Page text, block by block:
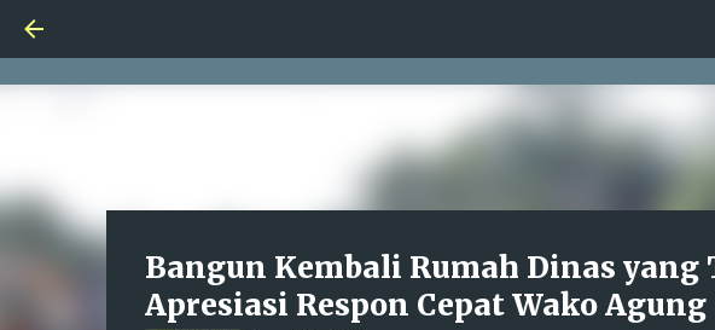
Bangun Kembali Rumah Dinas yang
Apresiasi Respon Cepat Wako Agung